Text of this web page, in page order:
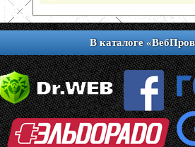
В каталоге